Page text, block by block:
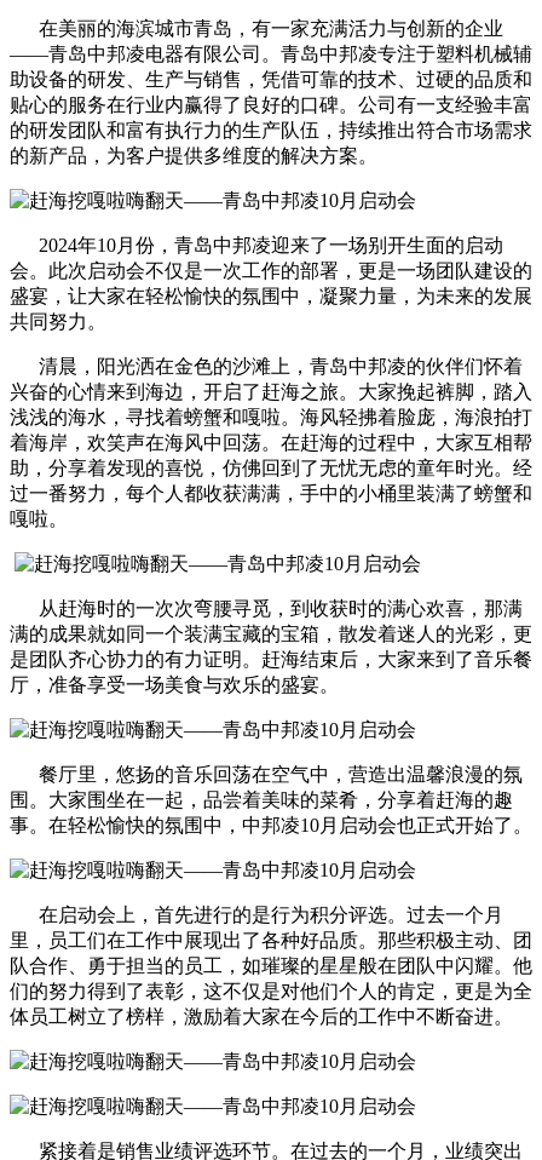
在美丽的海滨城市青岛，有一家充满活力与创新的企业
——青岛中邦凌电器有限公司。青岛中邦凌专注于塑料机械辅
助设备的研发、生产与销售，凭借可靠的技术、过硬的品质和
贴心的服务在行业内赢得了良好的口碑。公司有一支经验丰富
的研发团队和富有执行力的生产队伍，持续推出符合市场需求
的新产品，为客户提供多维度的解决方案。
2024年10月份，青岛中邦凌迎来了一场别开生面的启动
会。此次启动会不仅是一次工作的部署，更是一场团队建设的
盛宴，让大家在轻松愉快的氛围中，凝聚力量，为未来的发展
共同努力。
清晨，阳光洒在金色的沙滩上，青岛中邦凌的伙伴们怀着
兴奋的心情来到海边，开启了赶海之旅。大家挽起裤脚，踏入
浅浅的海水，寻找着螃蟹和嘎啦。海风轻拂着脸庞，海浪拍打
着海岸，欢笑声在海风中回荡。在赶海的过程中，大家互相帮
助，分享着发现的喜悦，仿佛回到了无忧无虑的童年时光。经
过一番努力，每个人都收获满满，手中的小桶里装满了螃蟹和
嘎啦。
从赶海时的一次次弯腰寻觅，到收获时的满心欢喜，那满
满的成果就如同一个装满宝藏的宝箱，散发着迷人的光彩，更
是团队齐心协力的有力证明。赶海结束后，大家来到了音乐餐
厅，准备享受一场美食与欢乐的盛宴。
餐厅里，悠扬的音乐回荡在空气中，营造出温馨浪漫的氛
围。大家围坐在一起，品尝着美味的菜肴，分享着赶海的趣
事。在轻松愉快的氛围中，中邦凌10月启动会也正式开始了。
在启动会上，首先进行的是行为积分评选。过去一个月
里，员工们在工作中展现出了各种好品质。那些积极主动、团
队合作、勇于担当的员工，如璀璨的星星般在团队中闪耀。他
们的努力得到了表彰，这不仅是对他们个人的肯定，更是为全
体员工树立了榜样，激励着大家在今后的工作中不断奋进。
紧接着是销售业绩评选环节。在过去的一个月，业绩突出